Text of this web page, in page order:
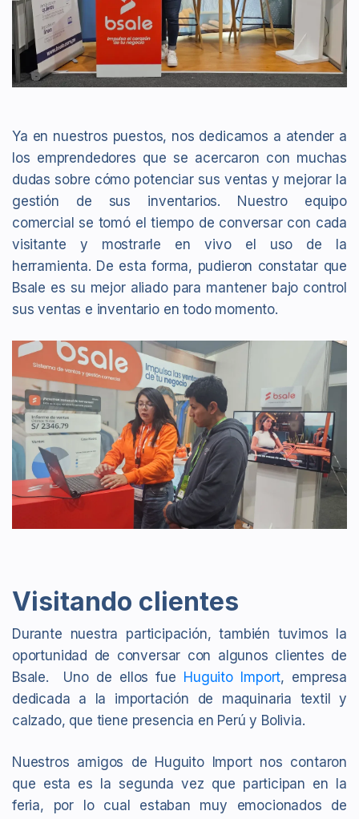
Ya en nuestros puestos, nos dedicamos a atender a
los emprendedores que se acercaron con muchas
dudas sobre cómo potenciar sus ventas y mejorar la
gestión de sus inventarios. Nuestro equipo
comercial se tomó el tiempo de conversar con cada
visitante y mostrarle en vivo el uso de la
herramienta. De esta forma, pudieron constatar que
Bsale es su mejor aliado para mantener bajo control
sus ventas e inventario en todo momento.
Visitando clientes
Durante nuestra participación, también tuvimos la
oportunidad de conversar con algunos clientes de
Bsale. Uno de ellos fue Huguito Import, empresa
dedicada a la importación de maquinaria textil y
calzado, que tiene presencia en Perú y Bolivia.
Nuestros amigos de Huguito Import nos contaron
que esta es la segunda vez que participan en la
feria, por lo cual estaban muy emocionados de